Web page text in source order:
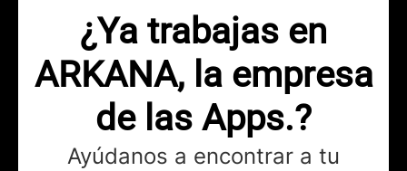
¿Ya trabajas en
ARKANA, la empresa
de las Apps.?
Ayúdanos a encontrar a tu